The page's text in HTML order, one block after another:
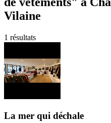
Vilaine
1 résultats
La mer qui déchale